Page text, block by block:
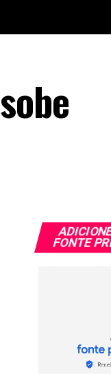
FONTE